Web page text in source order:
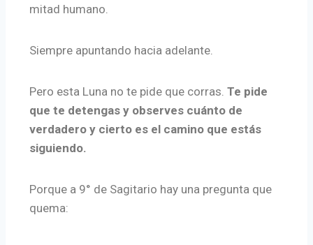
mitad humano.
Siempre apuntando hacia adelante.
Pero esta Luna no te pide que corras. Te pide
que te detengas y observes cuánto de
verdadero y cierto es el camino que estás
siguiendo.
Porque a 9° de Sagitario hay una pregunta que
quema: